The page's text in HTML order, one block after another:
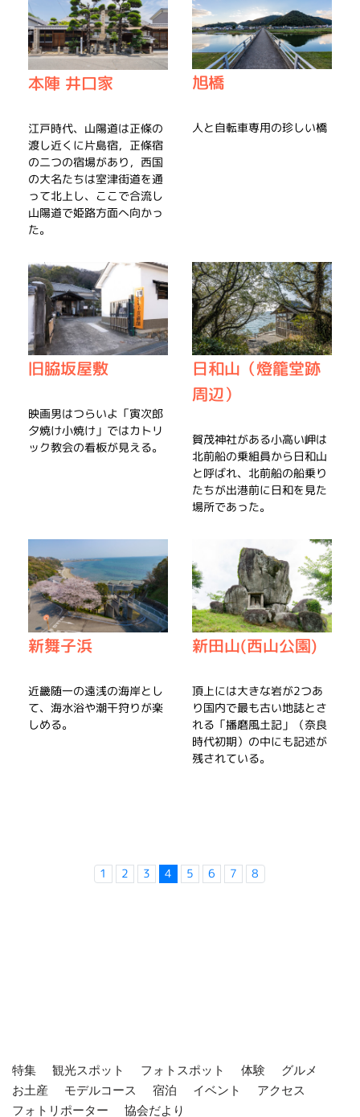
本陣 井口家
江戸時代、山陽道は正條の
渡し近くに片島宿，正條宿
の二つの宿場があり，西国
の大名たちは室津街道を通
って北上し、ここで合流し
山陽道で姫路方面へ向かっ
た。
旭橋
人と自転車専用の珍しい橋
旧脇坂屋敷
映画男はつらいよ「寅次郎
夕焼け小焼け」ではカトリ
ック教会の看板が見える。
日和山（燈籠堂跡
周辺）
賀茂神社がある小高い岬は
北前船の乗組員から日和山
と呼ばれ、北前船の船乗り
たちが出港前に日和を見た
場所であった。
新舞子浜
近畿随一の遠浅の海岸とし
て、海水浴や潮干狩りが楽
しめる。
新田山(西山公園)
頂上には大きな岩が2つあ
り国内で最も古い地誌とさ
れる「播磨風土記」（奈良
時代初期）の中にも記述が
残されている。
1 2 3 4 5 6 7 8
特集 観光スポット フォトスポット 体験
グルメ
お土産
モデルコース 宿泊 イベント
アクセス
フォトリポーター
協会だより